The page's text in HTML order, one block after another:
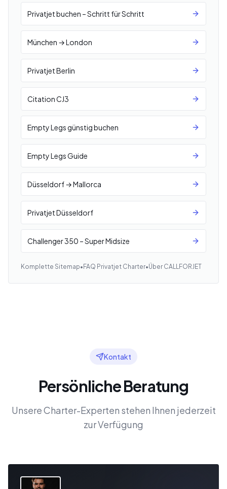
Privatjet buchen – Schritt für Schritt
München → London
Privatjet Berlin
Citation CJ3
Empty Legs günstig buchen
Empty Legs Guide
Düsseldorf → Mallorca
Privatjet Düsseldorf
Challenger 350 – Super Midsize
Komplette Sitemap• FAQ Privatjet Charter•Über CALLFORJET
Kontakt
Persönliche Beratung
Unsere Charter-Experten stehen Ihnen jederzeit
zur Verfügung